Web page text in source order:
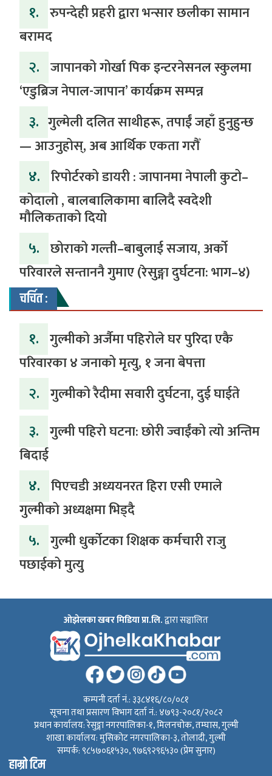
१. रुपन्देही प्रहरी द्वारा भन्सार छलीका सामान
बरामद
२. जापानको गोर्खा पिक इन्टरनेसनल स्कुलमा
‘एडुब्रिज नेपाल-जापान’ कार्यक्रम सम्पन्न
३. ​गुल्मेली दलित साथीहरू, तपाईं जहाँ हुनुहुन्छ
— आउनुहोस्, अब आर्थिक एकता गरौँ
४. रिपोर्टरको डायरी : जापानमा नेपाली कुटो–
कोदालो , बालबालिकामा बालिदै स्वदेशी
मौलिकताको दियो
५. ‎​छोराको गल्ती–बाबुलाई सजाय, अर्को
परिवारले सन्ताननै गुमाए (रेसुङ्गा दुर्घटना: भाग–४) ‎
चर्चित :
१. गुल्मीको अर्जैमा पहिरोले घर पुरिदा एकै
परिवारका ४ जनाको मृत्यु, १ जना बेपत्ता
२. गुल्मीको रैदीमा सवारी दुर्घटना, दुई घाईते
३. गुल्मी पहिरो घटना: छोरी ज्वाईंको त्यो अन्तिम
बिदाई
४. पिएचडी अध्ययनरत हिरा एसी एमाले
गुल्मीको अध्यक्षमा भिड्दै
५. गुल्मी धुर्कोटका शिक्षक कर्मचारी राजु
पछाईको मुत्यु
ओझेलका खबर मिडिया प्रा.लि.द्वारा सञ्चालित
कम्पनी दर्ता नं.: ३३८४१६/८०/०८१
सूचना तथा प्रसारण विभाग दर्ता नं.: ४७९३-२०८१/२०८२
प्रधान कार्यालय: रेसुङ्गा नगरपालिका-१, मिलनचोक, तम्घास, गुल्मी
शाखा कार्यालय: मुसिकोट नगरपालिका-३, तोलादी, गुल्मी
सम्पर्क: ९८५७०६१५३०, ९७६९२९६५३० (प्रेम सुनार)
हाम्रो टिम